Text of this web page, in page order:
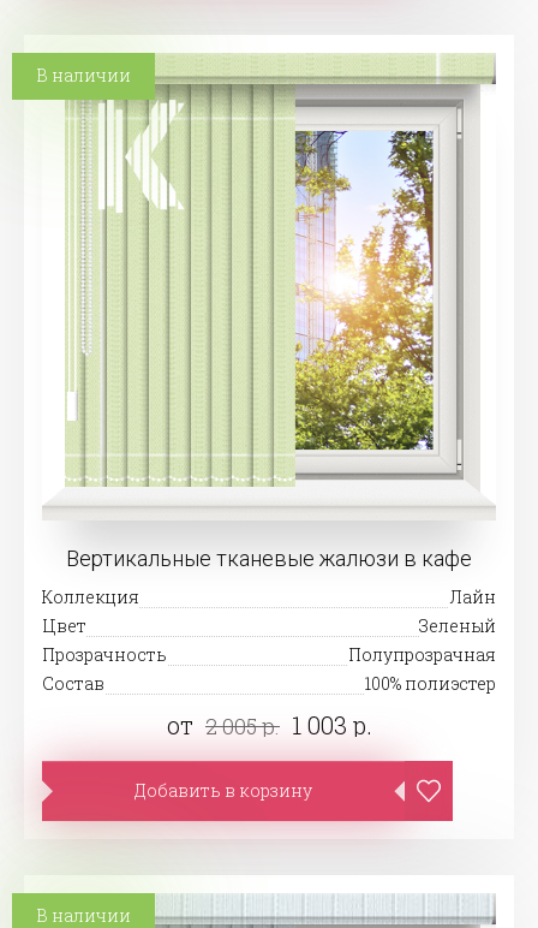
Вертикальные тканевые жалюзи в кафе
Коллекция
Лайн
Цвет
Зеленый
Прозрачность
Полупрозрачная
Состав
100% полиэстер
от 2 005 р. 1 003 р.
В наличии
Добавить в корзину
В наличии